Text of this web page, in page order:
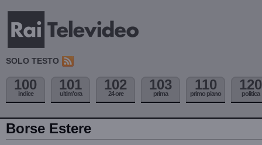
SOLO TESTO
100
indice
101
ultim'ora
102
24 ore
103
prima
110
primo piano
120
politica
Borse Estere